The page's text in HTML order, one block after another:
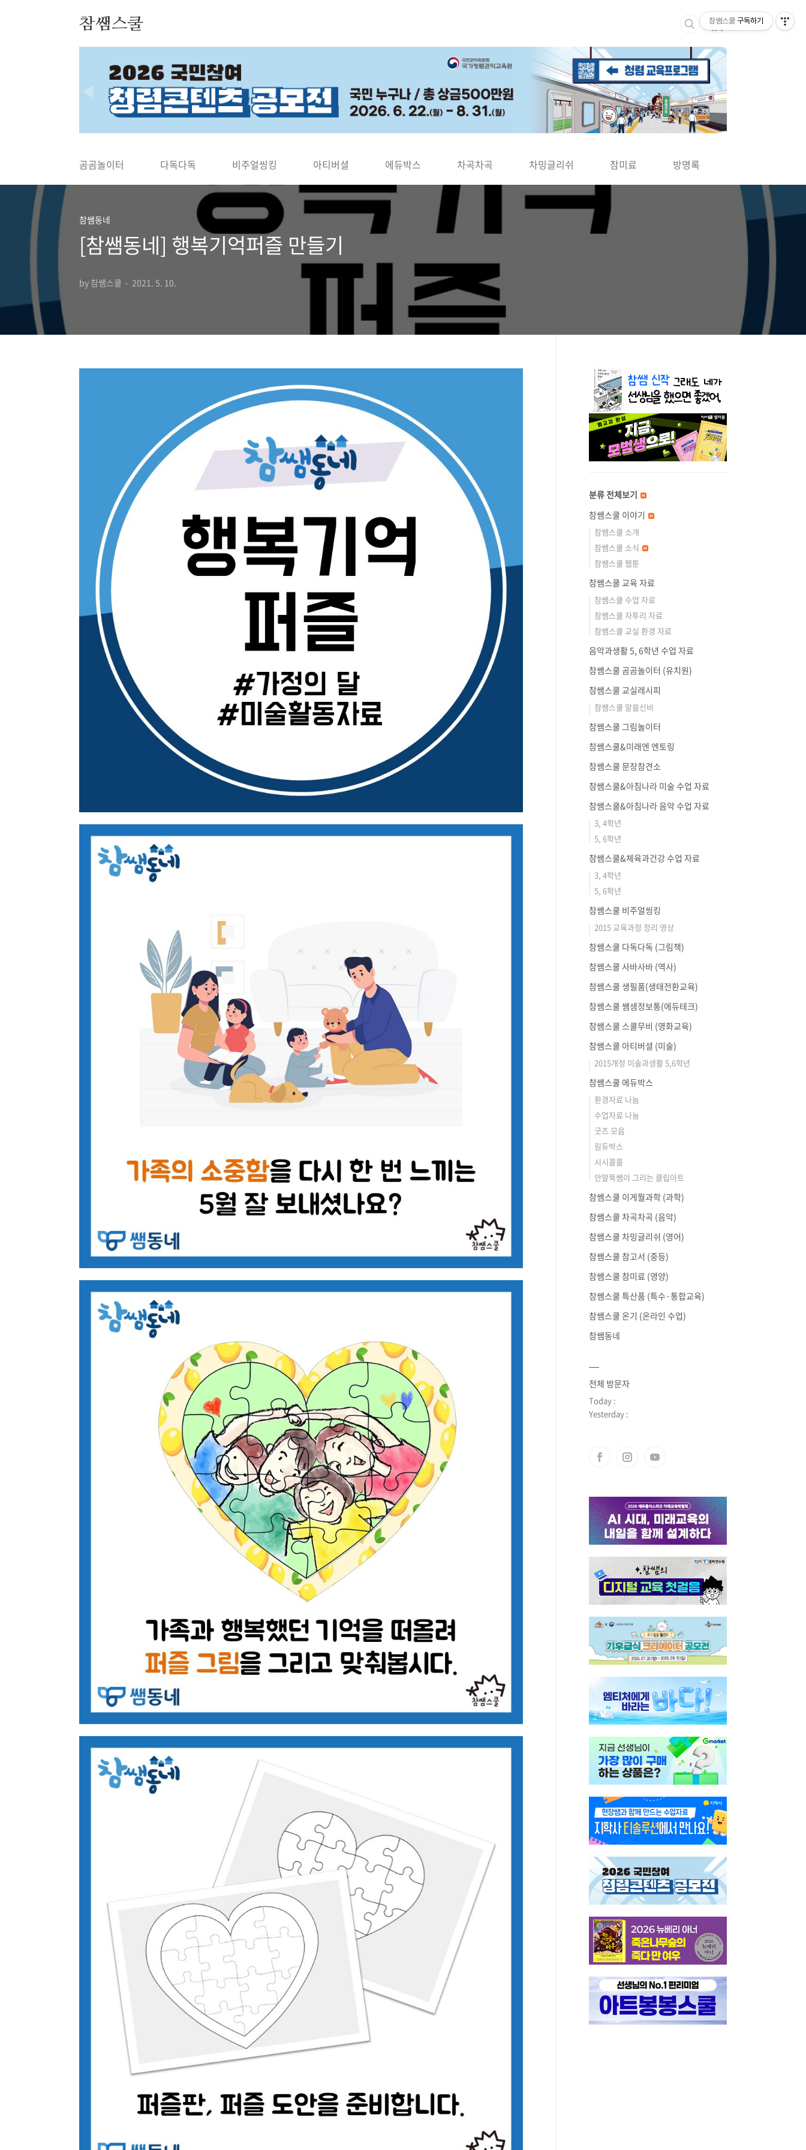
참쌤스쿨
▶
곰곰놀이터 다독다독 비주얼씽킹 아티버셜 에듀박스 차곡차곡 차밍글리쉬 참미료 방명록
참쌤동네
[참쌤동네] 행복기억퍼즐 만들기
by 참쌤스쿨 2021. 5. 10.
분류 전체보기
참쌤스쿨 이야기
참쌤스쿨 소개
참쌤스쿨 소식
참쌤스쿨 웹툰
참쌤스쿨 교육 자료
참쌤스쿨 수업 자료
참쌤스쿨 자투리 자료
참쌤스쿨 교실 환경 자료
음악과생활 5, 6학년 수업 자료
참쌤스쿨 곰곰놀이터 (유치원)
참쌤스쿨 교실레시피
참쌤스쿨 알쓸신비
참쌤스쿨 그림놀이터
참쌤스쿨&미래엔 엔토링
참쌤스쿨 문장참견소
참쌤스쿨&아침나라 미술 수업 자료
참쌤스쿨&아침나라 음악 수업 자료
3, 4학년
5, 6학년
참쌤스쿨&체육과건강 수업 자료
3, 4학년
5, 6학년
참쌤스쿨 비주얼씽킹
2015 교육과정 정리 영상
참쌤스쿨 다독다독 (그림책)
참쌤스쿨 사바사바 (역사)
참쌤스쿨 생필품(생태전환교육)
참쌤스쿨 쌤샘정보통(에듀테크)
참쌤스쿨 스쿨무비 (영화교육)
참쌤스쿨 아티버셜 (미술)
2015개정 미술과생활 5,6학년
참쌤스쿨 에듀박스
환경자료 나눔
수업자료 나눔
굿즈 모음
림듀박스
시시콜콜
안말뚝쌤이 그리는 클립아트
참쌤스쿨 이게뭘과학 (과학)
참쌤스쿨 차곡차곡 (음악)
참쌤스쿨 차밍글리쉬 (영어)
참쌤스쿨 참고서 (중등)
참쌤스쿨 참미료 (영양)
참쌤스쿨 특산품 (특수·통합교육)
참쌤스쿨 온기 (온라인 수업)
참쌤동네
전체 방문자
Today :
Yesterday :
참쌤스쿨 구독하기